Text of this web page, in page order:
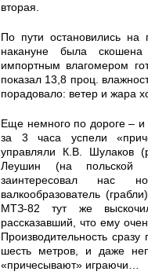
вторая.
По пути остановились
накануне была
импортным влагомером
показал 13,8 проц.
порадовало: ветер и жара
Еще немного по дороге –
за 3 часа успели
управляли К.В. Шулаков
Леушин (на польской
заинтересовал нас
валкообразователь
МТЗ-82 тут же
рассказавший, что ему
Производительность
шесть метров, и даже
«причесывают» играючи…